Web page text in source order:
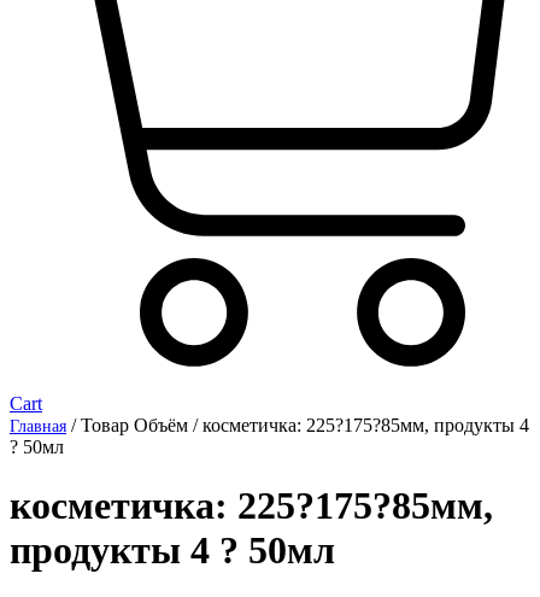
Cart
Главная / Товар Объём / косметичка: 225?175?85мм, продукты 4
? 50мл
косметичка: 225?175?85мм,
продукты 4 ? 50мл